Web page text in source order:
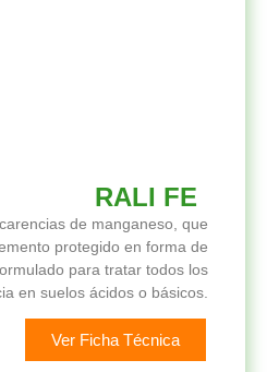
RALI FE
de manganeso, que
protegido en forma de
para tratar todos los
en suelos ácidos o básicos.
Ver Ficha Técnica